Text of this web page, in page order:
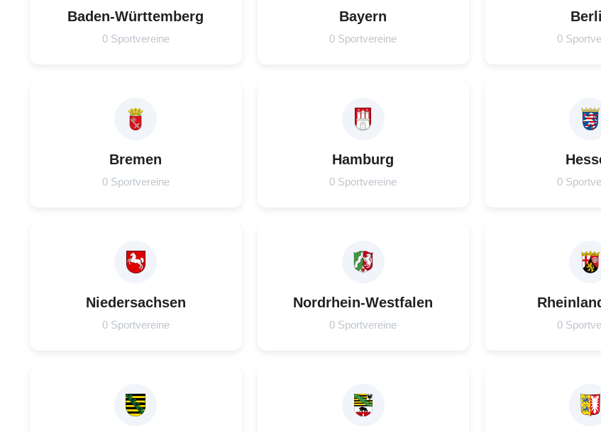
Baden-Württemberg
0 Sportvereine
Bayern
0 Sportvereine 0
Bremen
0 Sportvereine
Hamburg
0 Sportvereine 0
Niedersachsen
0 Sportvereine
Nordrhein-Westfalen
0 Sportvereine 0